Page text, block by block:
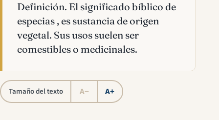
Definición. El significado bíblico de
especias , es sustancia de origen
vegetal. Sus usos suelen ser
comestibles o medicinales.
Tamaño del texto A− A+